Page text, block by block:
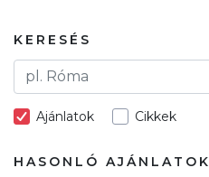
KERESÉS
Ajánlatok Cikkek
HASONLÓ AJÁNLATOK